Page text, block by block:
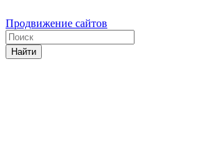
Продвижение сайтов
Найти